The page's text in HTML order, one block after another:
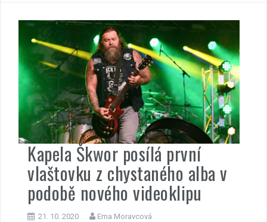
Kapela Škwor posílá první
vlaštovku z chystaného alba v
podobě nového videoklipu
21. 10. 2020 Ema Moravcová